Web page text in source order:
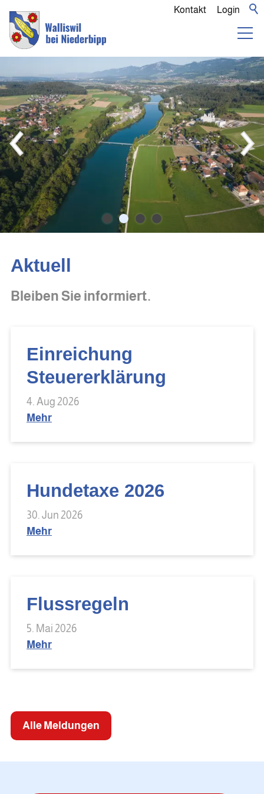
Login
Kontakt
Aktuell
Bleiben Sie informiert.
Einreichung
Steuererklärung
4. Aug 2026
Mehr
Hundetaxe 2026
30. Jun 2026
Mehr
Flussregeln
5. Mai 2026
Mehr
Alle Meldungen